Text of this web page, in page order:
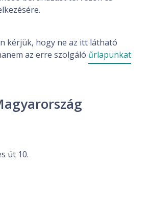
kérjük, hogy ne az itt látható
az erre szolgáló űrlapunkat
út 10.